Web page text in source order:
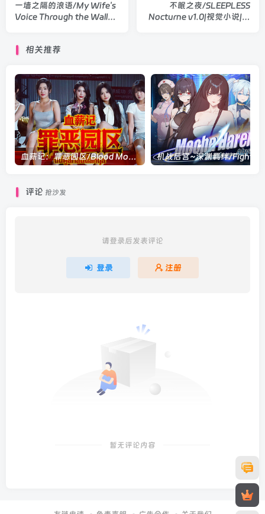
一墙之隔的浪语/My Wife's
Voice Through the Wall
不眠之夜/SLEEPLESS
Nocturne v1.0|视觉小说|容
相关推荐
血薪记：罪恶园区/Blood Money: Lethal Eden Build.21447069|模拟经营|容量37.5GB|官方中文版
评论 抢沙发
请登录后发表评论
登录 注册
暂无评论内容